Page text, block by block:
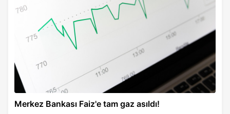
Merkez Bankası Faiz'e tam gaz asıldı!